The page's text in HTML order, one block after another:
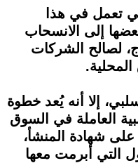
تعمل في هذا
إلى الانسحاب
لصالح الشركات
إلا أنه يُعد خطوة
العاملة في السوق
على شهادة المنشأ،
التي أبرمت معها